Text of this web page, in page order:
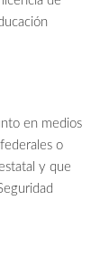
en medios
o
y que